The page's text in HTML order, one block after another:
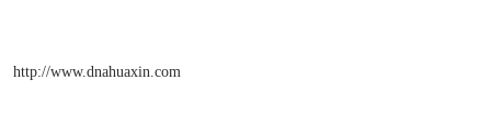
http://www.dnahuaxin.com